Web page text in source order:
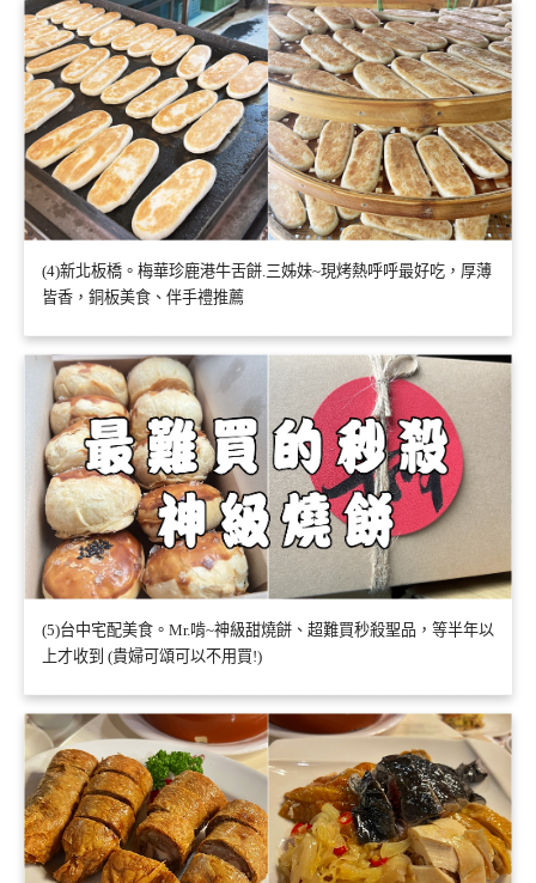
(4)新北板橋。梅華珍鹿港牛舌餅.三姊妹~現烤熱呼呼最好吃，厚薄
皆香，銅板美食、伴手禮推薦
(5)台中宅配美食。Mr.啃~神級甜燒餅、超難買秒殺聖品，等半年以
上才收到 (貴婦可頌可以不用買!)